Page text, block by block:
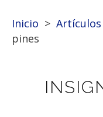
Inicio >
pines